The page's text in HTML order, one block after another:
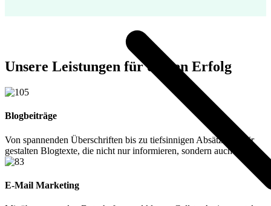
Unsere Leistungen für deinen Erfolg
Blogbeiträge
Von spannenden Überschriften bis zu tiefsinnigen Absätzen – wir
gestalten Blogtexte, die nicht nur informieren, sondern auch fesseln.
E-Mail Marketing